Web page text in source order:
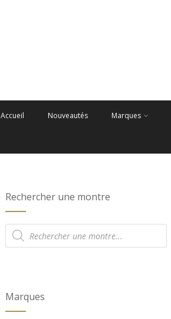
Accueil Nouveautés Marques
Rechercher une montre
Recherche
de
produits
Marques